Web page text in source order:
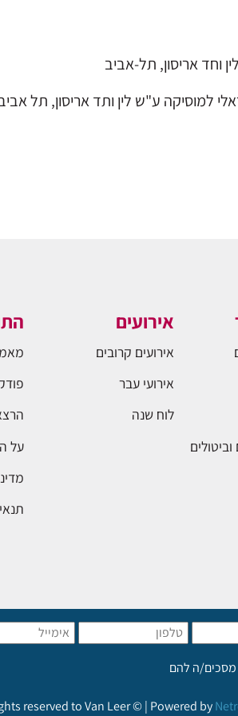
למוסיקה ע"ש לין ותד אריסון, תל
אירועים
אירועים קרובים
אירועי עבר
לוח שנה
על
מסכים/ה להם
reserved to Van Leer © | Powered by